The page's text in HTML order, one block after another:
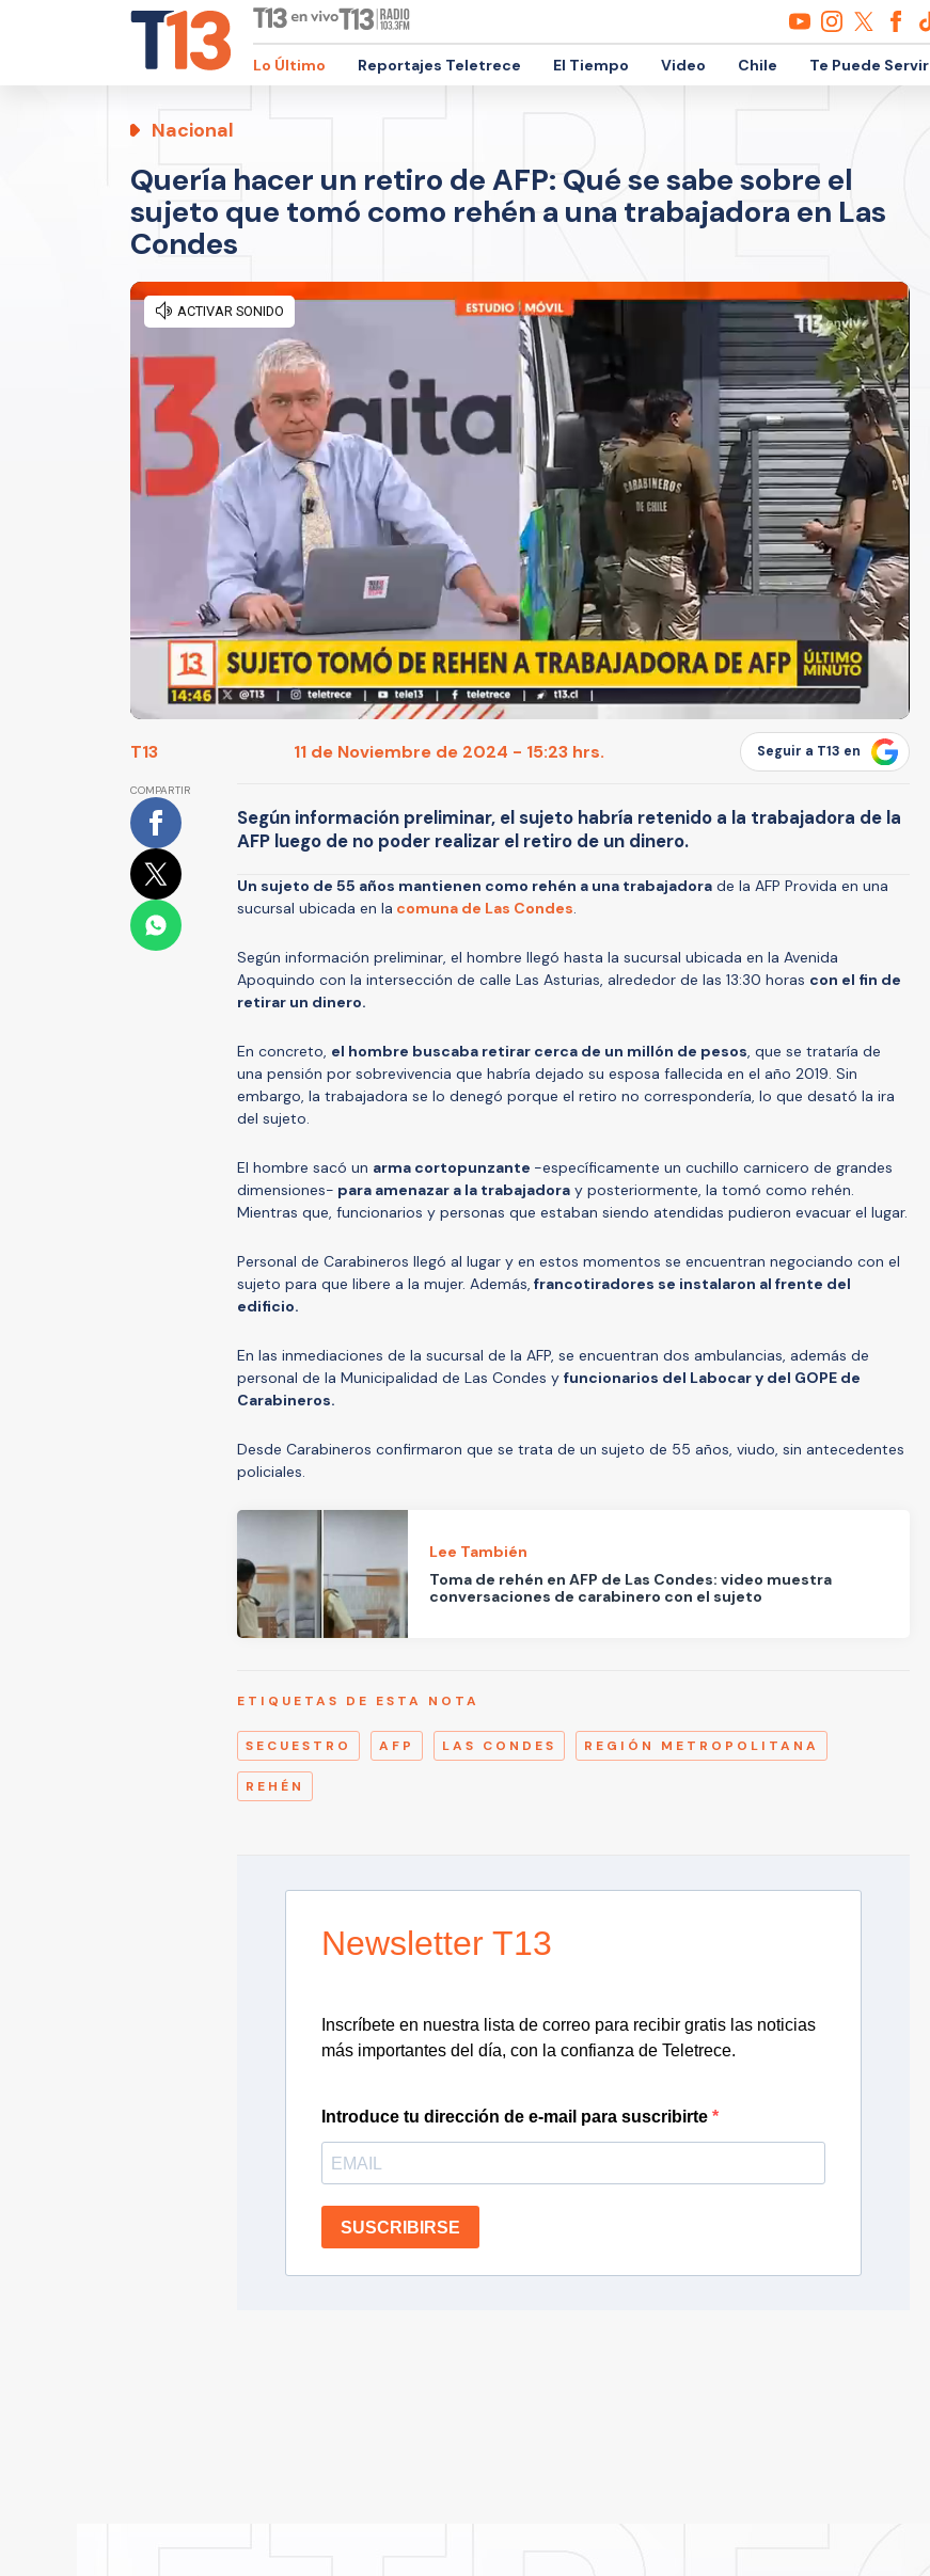
Lo Último Reportajes Teletrece El Tiempo Video Chile Te Puede Servir
Nacional
Quería hacer un retiro de AFP: Qué se sabe sobre el
sujeto que tomó como rehén a una trabajadora en Las
Condes
T13 11 de Noviembre de 2024 - 15:23 hrs. Seguir a T13 en
COMPARTIR
Según información preliminar, el sujeto habría retenido a la trabajadora de la
AFP luego de no poder realizar el retiro de un dinero.
Un sujeto de 55 años mantienen como rehén a una trabajadora de la AFP Provida en una
sucursal ubicada en la comuna de Las Condes.
Según información preliminar, el hombre llegó hasta la sucursal ubicada en la Avenida
Apoquindo con la intersección de calle Las Asturias, alrededor de las 13:30 horas con el fin de
retirar un dinero.
En concreto, el hombre buscaba retirar cerca de un millón de pesos, que se trataría de
una pensión por sobrevivencia que habría dejado su esposa fallecida en el año 2019. Sin
embargo, la trabajadora se lo denegó porque el retiro no correspondería, lo que desató la ira
del sujeto.
El hombre sacó un arma cortopunzante -específicamente un cuchillo carnicero de grandes
dimensiones- para amenazar a la trabajadora y posteriormente, la tomó como rehén.
Mientras que, funcionarios y personas que estaban siendo atendidas pudieron evacuar el lugar.
Personal de Carabineros llegó al lugar y en estos momentos se encuentran negociando con el
sujeto para que libere a la mujer. Además, francotiradores se instalaron al frente del
edificio.
En las inmediaciones de la sucursal de la AFP, se encuentran dos ambulancias, además de
personal de la Municipalidad de Las Condes y funcionarios del Labocar y del GOPE de
Carabineros.
Desde Carabineros confirmaron que se trata de un sujeto de 55 años, viudo, sin antecedentes
policiales.
Lee También
Toma de rehén en AFP de Las Condes: video muestra
conversaciones de carabinero con el sujeto
ETIQUETAS DE ESTA NOTA
SECUESTRO AFP LAS CONDES REGIÓN METROPOLITANA
REHÉN
Newsletter T13
Inscríbete en nuestra lista de correo para recibir gratis las noticias
más importantes del día, con la confianza de Teletrece.
Introduce tu dirección de e-mail para suscribirte
SUSCRIBIRSE